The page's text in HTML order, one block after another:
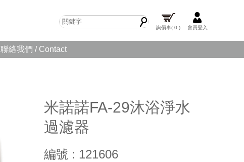
詢價車( 0 ) 會員登入
聯絡我們 / Contact
米諾諾FA-29沐浴淨水
過濾器
編號 : 121606